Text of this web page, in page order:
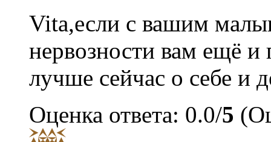
Vita,если с вашим
нервозности вам ещё и
лучше сейчас о себе и
Оценка ответа: 0.0/5